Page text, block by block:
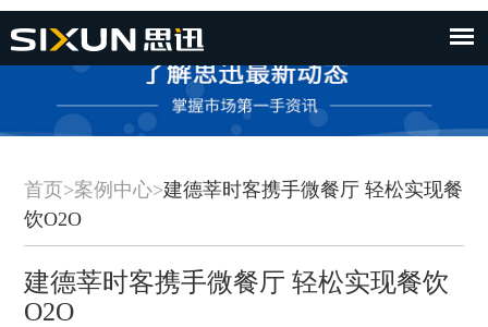
首页>案例中心>建德莘时客携手微餐厅 轻松实现餐
饮O2O
建德莘时客携手微餐厅 轻松实现餐饮
O2O